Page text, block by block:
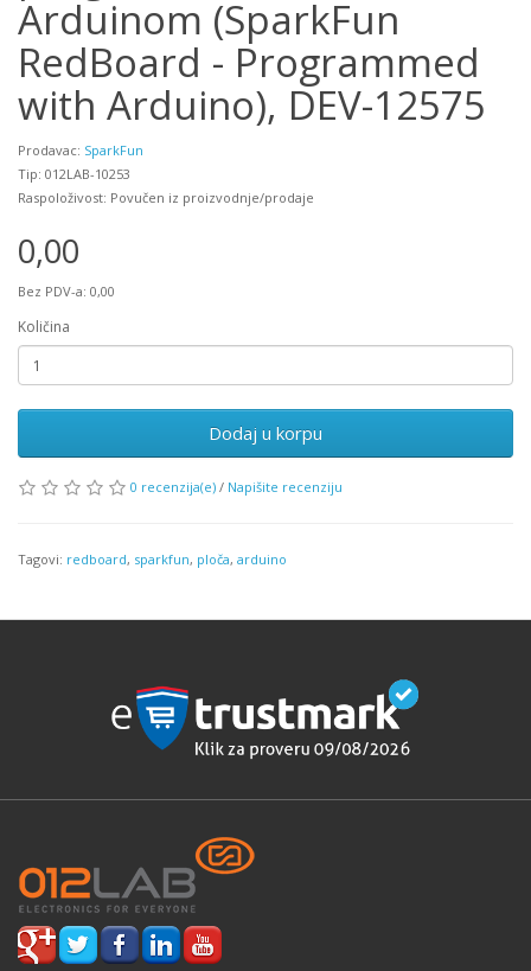
Arduinom (SparkFun
RedBoard - Programmed
with Arduino), DEV-12575
Prodavac: SparkFun
Tip: 012LAB-10253
Raspoloživost: Povučen iz proizvodnje/prodaje
0,00
Bez PDV-a: 0,00
Količina
Dodaj u korpu
0 recenzija(e) / Napišite recenziju
Tagovi: redboard, sparkfun, ploča, arduino